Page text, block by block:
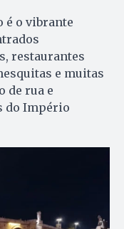
é o vibrante
restaurantes
e muitas
de rua e
do Império